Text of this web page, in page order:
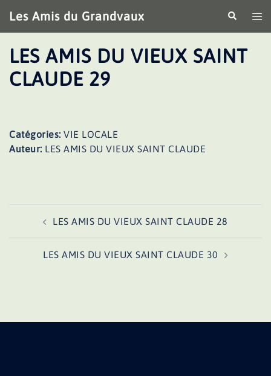
au
contenu
Les Amis du Grandvaux
le
LES AMIS DU VIEUX SAINT
CLAUDE 29
Catégories: VIE LOCALE
Auteur: LES AMIS DU VIEUX SAINT CLAUDE
d’articleLES AMIS DU VIEUX SAINT CLAUDE 28
LES AMIS DU VIEUX SAINT CLAUDE 30